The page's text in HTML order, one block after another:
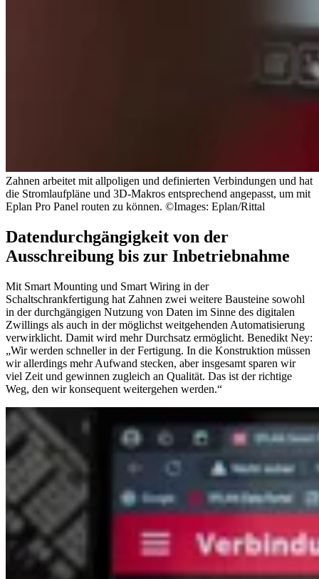
Zahnen arbeitet mit allpoligen und definierten Verbindungen und hat
die Stromlaufpläne und 3D-Makros entsprechend angepasst, um mit
Eplan Pro Panel routen zu können. ©Images: Eplan/Rittal
Datendurchgängigkeit von der
Ausschreibung bis zur Inbetriebnahme
Mit Smart Mounting und Smart Wiring in der
Schaltschrankfertigung hat Zahnen zwei weitere Bausteine sowohl
in der durchgängigen Nutzung von Daten im Sinne des digitalen
Zwillings als auch in der möglichst weitgehenden Automatisierung
verwirklicht. Damit wird mehr Durchsatz ermöglicht. Benedikt Ney:
„Wir werden schneller in der Fertigung. In die Konstruktion müssen
wir allerdings mehr Aufwand stecken, aber insgesamt sparen wir
viel Zeit und gewinnen zugleich an Qualität. Das ist der richtige
Weg, den wir konsequent weitergehen werden.“